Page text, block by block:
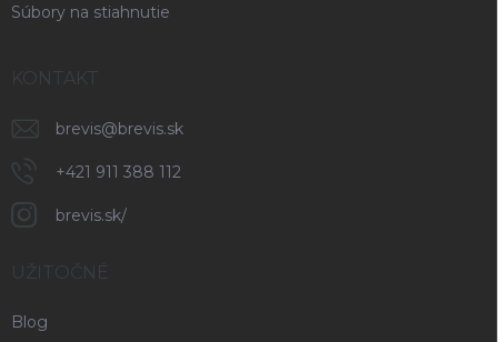
Súbory na stiahnutie
KONTAKT
brevis@brevis.sk
+421 911 388 112
brevis.sk/
UŽITOČNÉ
Blog